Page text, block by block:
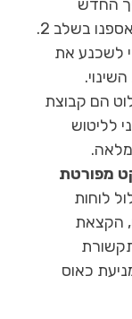
החדש
ולהשוות אותם לנתוני הבסיס שאספנו בשלב 2.
לשכנע את
הם קבוצת
לליטוש
מפורטת
לוחות
הקצאת
כאוס